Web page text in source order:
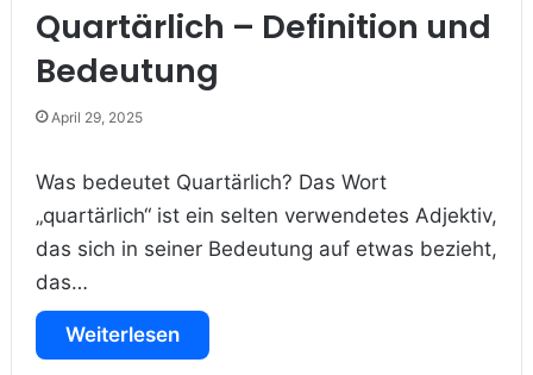
Quartärlich – Definition und
Bedeutung
April 29, 2025
Was bedeutet Quartärlich? Das Wort
„quartärlich“ ist ein selten verwendetes Adjektiv,
das sich in seiner Bedeutung auf etwas bezieht,
das…
Weiterlesen